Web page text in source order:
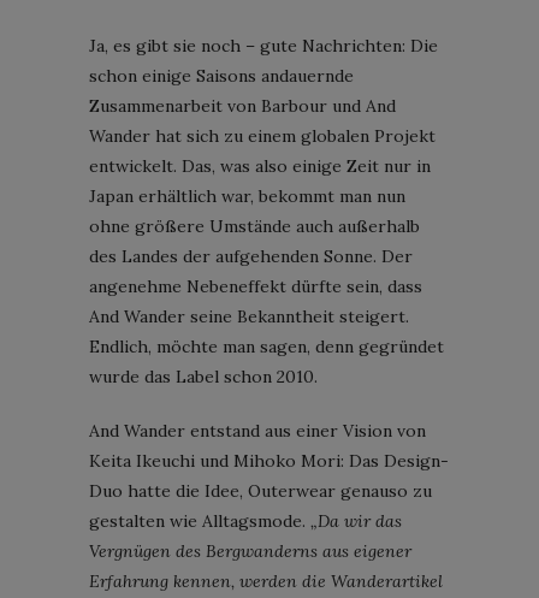
Ja, es gibt sie noch – gute Nachrichten: Die
schon einige Saisons andauernde
Zusammenarbeit von Barbour und And
Wander hat sich zu einem globalen Projekt
entwickelt. Das, was also einige Zeit nur in
Japan erhältlich war, bekommt man nun
ohne größere Umstände auch außerhalb
des Landes der aufgehenden Sonne. Der
angenehme Nebeneffekt dürfte sein, dass
And Wander seine Bekanntheit steigert.
Endlich, möchte man sagen, denn gegründet
wurde das Label schon 2010.
And Wander entstand aus einer Vision von
Keita Ikeuchi und Mihoko Mori: Das Design-
Duo hatte die Idee, Outerwear genauso zu
gestalten wie Alltagsmode. „Da wir das
Vergnügen des Bergwanderns aus eigener
Erfahrung kennen, werden die Wanderartikel